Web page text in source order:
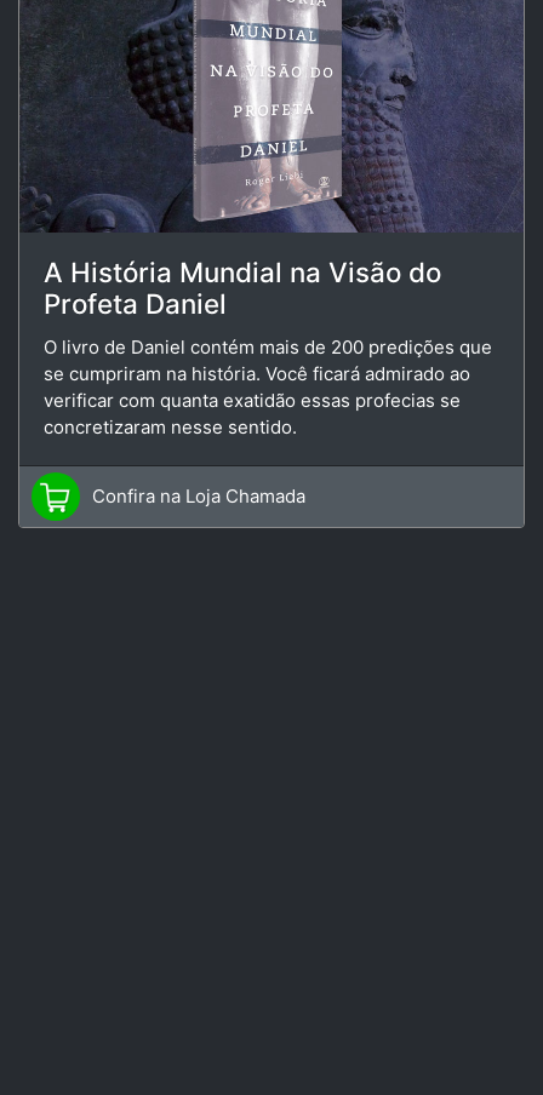
A História Mundial na Visão do
Profeta Daniel
O livro de Daniel contém mais de 200 predições que
se cumpriram na história. Você ficará admirado ao
verificar com quanta exatidão essas profecias se
concretizaram nesse sentido.
Confira na Loja Chamada